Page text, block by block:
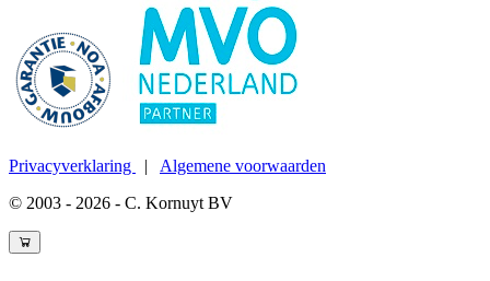
Privacyverklaring | Algemene voorwaarden
© 2003 - 2026 - C. Kornuyt BV